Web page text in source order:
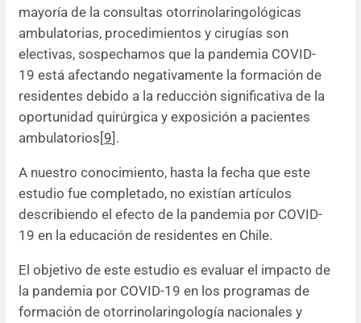
mayoría de la consultas otorrinolaringológicas
ambulatorias, procedimientos y cirugías son
electivas, sospechamos que la pandemia COVID-
19 está afectando negativamente la formación de
residentes debido a la reducción significativa de la
oportunidad quirúrgica y exposición a pacientes
ambulatorios[9].
A nuestro conocimiento, hasta la fecha que este
estudio fue completado, no existían artículos
describiendo el efecto de la pandemia por COVID-
19 en la educación de residentes en Chile.
El objetivo de este estudio es evaluar el impacto de
la pandemia por COVID-19 en los programas de
formación de otorrinolaringología nacionales y